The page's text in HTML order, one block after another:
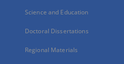
Science and Education
Doctoral Dissertations
Regional Materials